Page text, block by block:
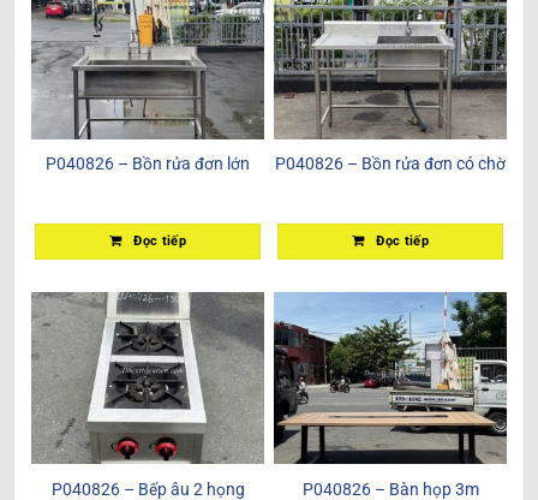
P040826 – Bồn rửa đơn lớn
Đọc tiếp
P040826 – Bồn rửa đơn có chờ
Đọc tiếp
P040826 – Bếp âu 2 họng P040826 – Bàn họp 3m